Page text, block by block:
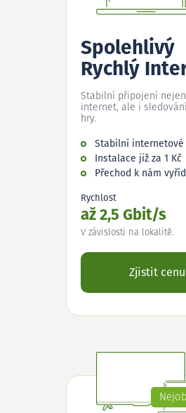
Spolehlivý
Rychlý
Stabilní připojení
internet, ale i
hry.
Stabilní internetové
Instalace již za 1 Kč
Přechod k nám
Rychlost
až 2,5 Gbit/s
V závislosti na lokalitě.
Zjistit cenu